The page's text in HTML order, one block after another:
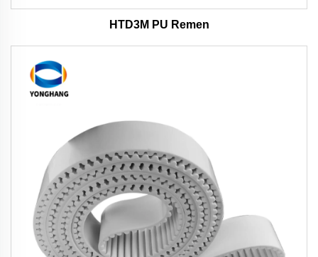
HTD3M PU Remen